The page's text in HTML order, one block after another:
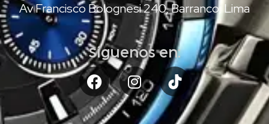
Av Francisco Bolognesi 240, Barranco, Lima
Síguenos en: